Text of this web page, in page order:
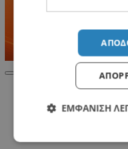
Σχετικά Προϊόντα
ΕΜΦΆΝΙΣΗ